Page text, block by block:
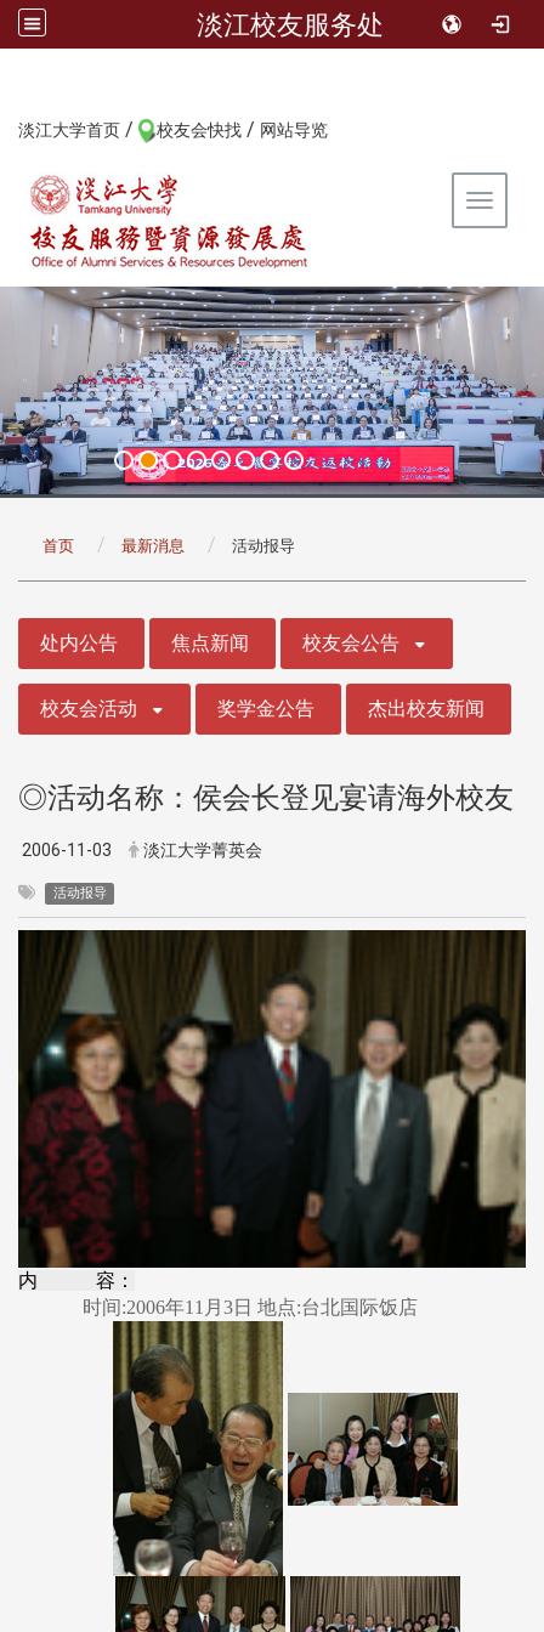
淡江校友服务处
淡江大学首页 / 校友会快找 / 网站导览
Toggle
首页 最新消息 活动报导
处内公告 焦点新闻 校友会公告
校友会活动 奖学金公告 杰出校友新闻
◎活动名称：侯会长登见宴请海外校友
2006-11-03 淡江大学菁英会
活动报导
内 容：
时间:2006年11月3日 地点:台北国际饭店